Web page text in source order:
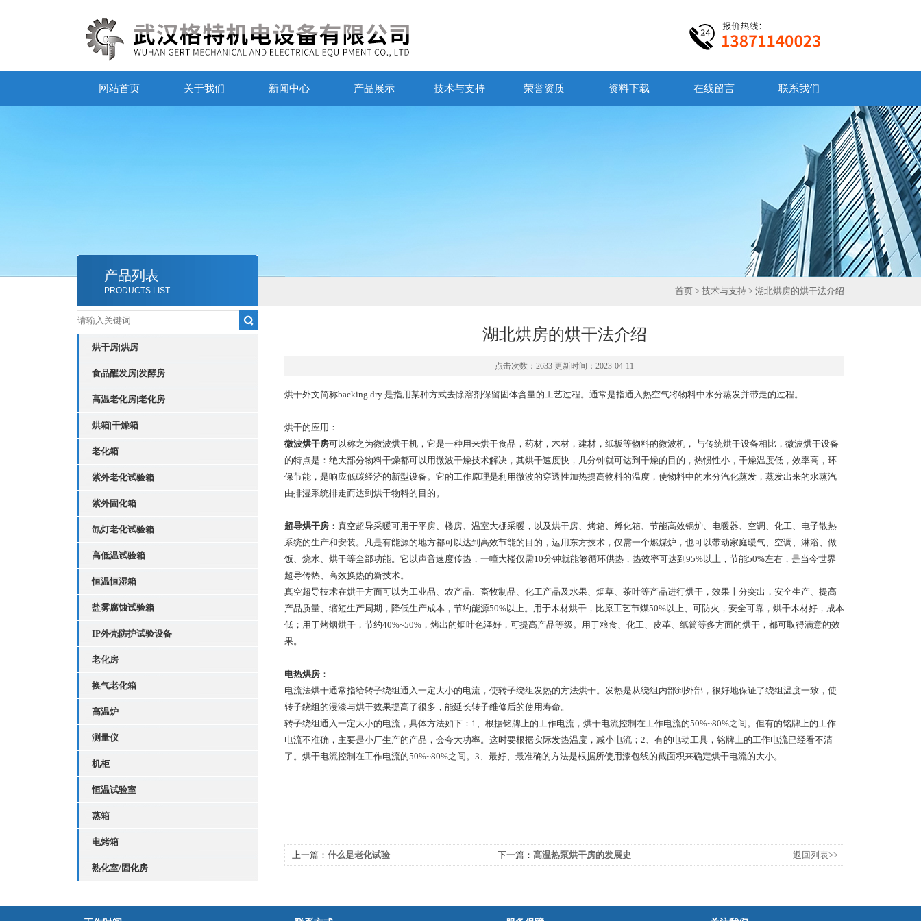
网站首页 关于我们 新闻中心 产品展示 技术与支持 荣誉资质 资料下载 在线留言 联系我们
产品列表
PRODUCTS LIST
烘干房|烘房
食品醒发房|发酵房
高温老化房|老化房
烘箱|干燥箱
老化箱
紫外老化试验箱
紫外固化箱
氙灯老化试验箱
高低温试验箱
恒温恒湿箱
盐雾腐蚀试验箱
IP外壳防护试验设备
老化房
换气老化箱
高温炉
测量仪
机柜
恒温试验室
蒸箱
电烤箱
熟化室/固化房
首页 > 技术与支持 > 湖北烘房的烘干法介绍
湖北烘房的烘干法介绍
点击次数：2633 更新时间：2023-04-11
烘干外文简称backing dry 是指用某种方式去除溶剂保留固体含量的工艺过程。通常是指通入热空气将物料中水分蒸发并带走的过程。
烘干的应用：
微波烘干房可以称之为微波烘干机，它是一种用来烘干食品，药材，木材，建材，纸板等物料的微波机， 与传统烘干设备相比，微波烘干设备
的特点是：绝大部分物料干燥都可以用微波干燥技术解决，其烘干速度快，几分钟就可达到干燥的目的，热惯性小，干燥温度低，效率高，环
保节能，是响应低碳经济的新型设备。它的工作原理是利用微波的穿透性加热提高物料的温度，使物料中的水分汽化蒸发，蒸发出来的水蒸汽
由排湿系统排走而达到烘干物料的目的。
超导烘干房 ：真空超导采暖可用于平房、楼房、温室大棚采暖，以及烘干房、烤箱、孵化箱、节能高效锅炉、电暖器、空调、化工、电子散热
系统的生产和安装。凡是有能源的地方都可以达到高效节能的目的，运用东方技术，仅需一个燃煤炉，也可以带动家庭暖气、空调、淋浴、做
饭、烧水、烘干等全部功能。它以声音速度传热，一幢大楼仅需10分钟就能够循环供热，热效率可达到95%以上，节能50%左右，是当今世界
超导传热、高效换热的新技术。
真空超导技术在烘干方面可以为工业品、农产品、畜牧制品、化工产品及水果、烟草、茶叶等产品进行烘干，效果十分突出，安全生产、提高
产品质量、缩短生产周期，降低生产成本，节约能源50%以上。用于木材烘干，比原工艺节煤50%以上、可防火，安全可靠，烘干木材好，成本
低；用于烤烟烘干，节约40%~50%，烤出的烟叶色泽好，可提高产品等级。用于粮食、化工、皮革、纸筒等多方面的烘干，都可取得满意的效
果。
电热烘房 ：
电流法烘干通常指给转子绕组通入一定大小的电流，使转子绕组发热的方法烘干。发热是从绕组内部到外部，很好地保证了绕组温度一致，使
转子绕组的浸漆与烘干效果提高了很多，能延长转子维修后的使用寿命。
转子绕组通入一定大小的电流，具体方法如下：1、根据铭牌上的工作电流，烘干电流控制在工作电流的50%~80%之间。但有的铭牌上的工作
电流不准确，主要是小厂生产的产品，会夸大功率。这时要根据实际发热温度，减小电流；2、有的电动工具，铭牌上的工作电流已经看不清
了。烘干电流控制在工作电流的50%~80%之间。3、最好、最准确的方法是根据所使用漆包线的截面积来确定烘干电流的大小。
上一篇： 什么是老化试验 下一篇： 高温热泵烘干房的发展史 返回列表>>